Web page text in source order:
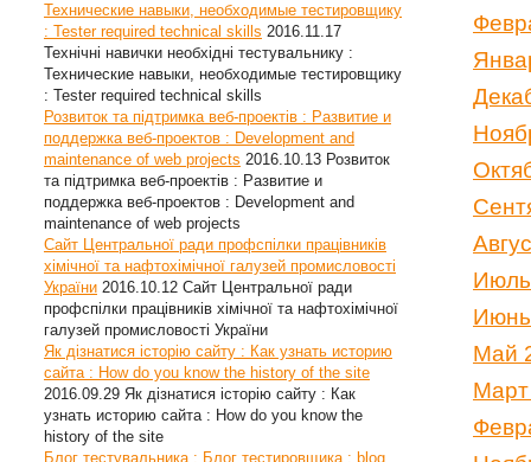
Технические навыки, необходимые тестировщику
: Tester required technical skills 2016.11.17
Технічні навички необхідні тестувальнику :
Технические навыки, необходимые тестировщику
: Tester required technical skills
Розвиток та підтримка веб-проектів : Развитие и
поддержка веб-проектов : Development and
maintenance of web projects 2016.10.13 Розвиток
та підтримка веб-проектів : Развитие и
поддержка веб-проектов : Development and
maintenance of web projects
Сайт Центральної ради профспілки працівників
хімічної та нафтохімічної галузей промисловості
України 2016.10.12 Сайт Центральної ради
профспілки працівників хімічної та нафтохімічної
галузей промисловості України
Як дізнатися історію сайту : Как узнать историю
сайта : How do you know the history of the site
2016.09.29 Як дізнатися історію сайту : Как
узнать историю сайта : How do you know the
history of the site
Блог тестувальника : Блог тестировщика : blog
Май